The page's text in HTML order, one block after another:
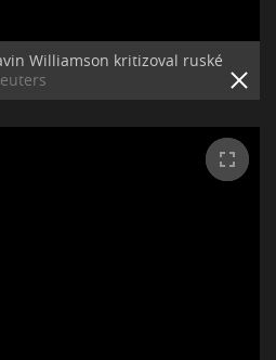
Williamson kritizoval ruské